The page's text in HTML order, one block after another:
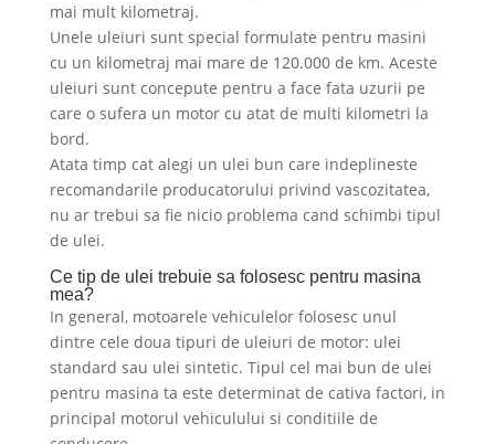
mai mult kilometraj.
Unele uleiuri sunt special formulate pentru masini
cu un kilometraj mai mare de 120.000 de km. Aceste
uleiuri sunt concepute pentru a face fata uzurii pe
care o sufera un motor cu atat de multi kilometri la
bord.
Atata timp cat alegi un ulei bun care indeplineste
recomandarile producatorului privind vascozitatea,
nu ar trebui sa fie nicio problema cand schimbi tipul
de ulei.
Ce tip de ulei trebuie sa folosesc pentru masina
mea?
In general, motoarele vehiculelor folosesc unul
dintre cele doua tipuri de uleiuri de motor: ulei
standard sau ulei sintetic. Tipul cel mai bun de ulei
pentru masina ta este determinat de cativa factori, in
principal motorul vehiculului si conditiile de